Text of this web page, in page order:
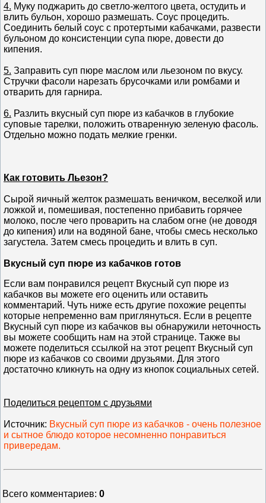
4. Муку поджарить до светло-желтого цвета, остудить и
влить бульон, хорошо размешать. Соус процедить.
Соединить белый соус с протертыми кабачками, развести
бульоном до консистенции супа пюре, довести до
кипения.
5. Заправить суп пюре маслом или льезоном по вкусу.
Стручки фасоли нарезать брусочками или ромбами и
отварить для гарнира.
6. Разлить вкусный суп пюре из кабачков в глубокие
суповые тарелки, положить отваренную зеленую фасоль.
Отдельно можно подать мелкие гренки.
Как готовить Льезон?
Сырой яичный желток размешать веничком, веселкой или
ложкой и, помешивая, постепенно прибавить горячее
молоко, после чего проварить на слабом огне (не доводя
до кипения) или на водяной бане, чтобы смесь несколько
загустела. Затем смесь процедить и влить в суп.
Вкусный суп пюре из кабачков готов
Если вам понравился рецепт Вкусный суп пюре из
кабачков вы можете его оценить или оставить
комментарий. Чуть ниже есть другие похожие рецепты
которые непременно вам приглянуться. Если в рецепте
Вкусный суп пюре из кабачков вы обнаружили неточность
вы можете сообщить нам на этой странице. Также вы
можете поделиться ссылкой на этот рецепт Вкусный суп
пюре из кабачков со своими друзьями. Для этого
достаточно кликнуть на одну из кнопок социальных сетей.
Поделиться рецептом с друзьями
Источник: Вкусный суп пюре из кабачков - очень полезное
и сытное блюдо которое несомненно понравиться
привередам.
Всего комментариев: 0